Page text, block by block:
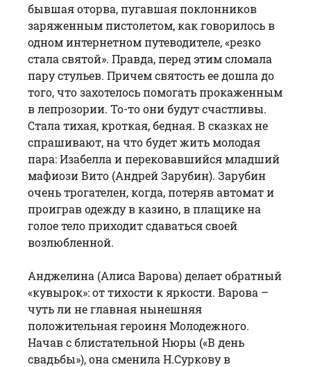
бывшая оторва, пугавшая поклонников
заряженным пистолетом, как говорилось в
одном интернетном путеводителе, «резко
стала святой». Правда, перед этим сломала
пару стульев. Причем святость ее дошла до
того, что захотелось помогать прокаженным
в лепрозории. То-то они будут счастливы.
Стала тихая, кроткая, бедная. В сказках не
спрашивают, на что будет жить молодая
пара: Изабелла и перековавшийся младший
мафиози Вито (Андрей Зарубин). Зарубин
очень трогателен, когда, потеряв автомат и
проиграв одежду в казино, в плащике на
голое тело приходит сдаваться своей
возлюбленной.
Анджелина (Алиса Варова) делает обратный
«кувырок»: от тихости к яркости. Варова –
чуть ли не главная нынешняя
положительная героиня Молодежного.
Начав с блистательной Нюры («В день
свадьбы»), она сменила Н.Суркову в